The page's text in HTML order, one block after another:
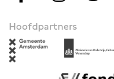
Hoofdpartners